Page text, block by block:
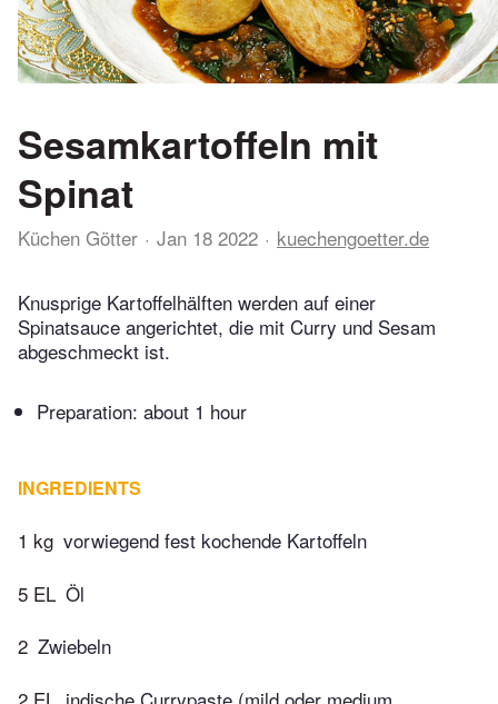
Sesamkartoffeln mit
Spinat
Küchen Götter Jan 18 2022 kuechengoetter.de
Knusprige Kartoffelhälften werden auf einer
Spinatsauce angerichtet, die mit Curry und Sesam
abgeschmeckt ist.
Preparation: about 1 hour
INGREDIENTS
1 kg vorwiegend fest kochende Kartoffeln
5 EL Öl
2 Zwiebeln